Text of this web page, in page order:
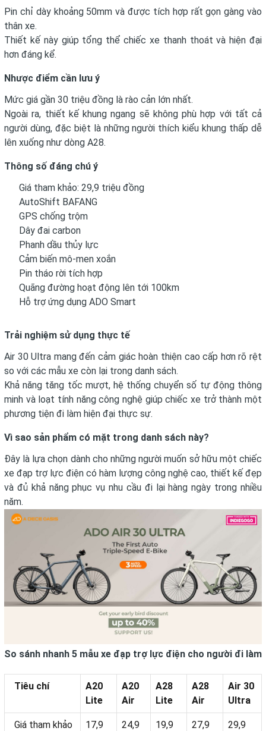
Pin chỉ dày khoảng 50mm và được tích hợp rất gọn gàng vào
thân xe.
Thiết kế này giúp tổng thể chiếc xe thanh thoát và hiện đại
hơn đáng kể.
Nhược điểm cần lưu ý
Mức giá gần 30 triệu đồng là rào cản lớn nhất.
Ngoài ra, thiết kế khung ngang sẽ không phù hợp với tất cả
người dùng, đặc biệt là những người thích kiểu khung thấp dễ
lên xuống như dòng A28.
Thông số đáng chú ý
Giá tham khảo: 29,9 triệu đồng
AutoShift BAFANG
GPS chống trộm
Dây đai carbon
Phanh dầu thủy lực
Cảm biến mô-men xoắn
Pin tháo rời tích hợp
Quãng đường hoạt động lên tới 100km
Hỗ trợ ứng dụng ADO Smart
Trải nghiệm sử dụng thực tế
Air 30 Ultra mang đến cảm giác hoàn thiện cao cấp hơn rõ rệt
so với các mẫu xe còn lại trong danh sách.
Khả năng tăng tốc mượt, hệ thống chuyển số tự động thông
minh và loạt tính năng công nghệ giúp chiếc xe trở thành một
phương tiện đi làm hiện đại thực sự.
Vì sao sản phẩm có mặt trong danh sách này?
Đây là lựa chọn dành cho những người muốn sở hữu một chiếc
xe đạp trợ lực điện có hàm lượng công nghệ cao, thiết kế đẹp
và đủ khả năng phục vụ nhu cầu đi lại hàng ngày trong nhiều
năm.
So sánh nhanh 5 mẫu xe đạp trợ lực điện cho người đi làm
Tiêu chí
A20
Lite
A20
Air
A28
Lite
A28
Air
Air 30
Ultra
Giá tham khảo
17,9
24,9
19,9
27,9
29,9